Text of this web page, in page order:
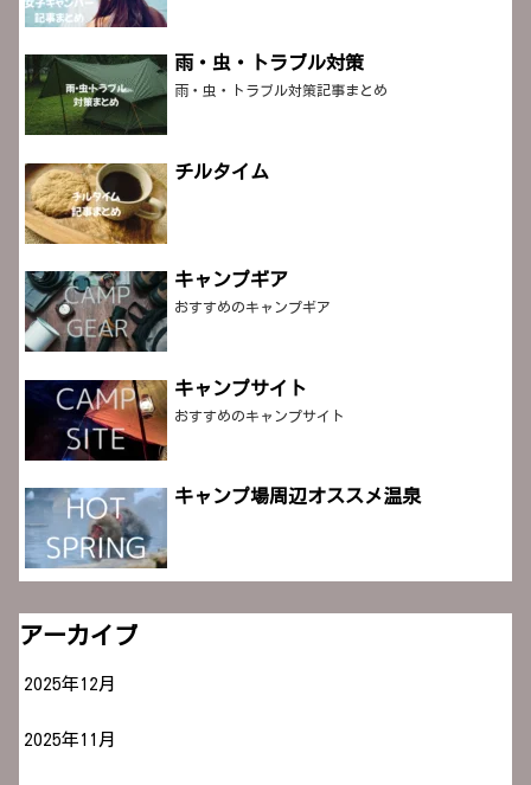
雨・虫・トラブル対策
雨・虫・トラブル対策記事まとめ
チルタイム
キャンプギア
おすすめのキャンプギア
キャンプサイト
おすすめのキャンプサイト
キャンプ場周辺オススメ温泉
アーカイブ
2025年12月
2025年11月